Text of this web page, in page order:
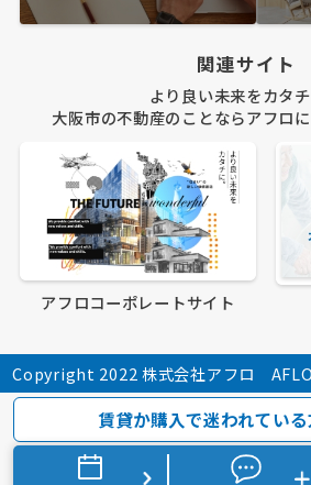
関連サイト
より良い未来をカタチ
大阪市の不動産のことならアフロに
アフロコーポレートサイト
Copyright 2022 株式会社アフロ
賃貸か購入で迷われてい